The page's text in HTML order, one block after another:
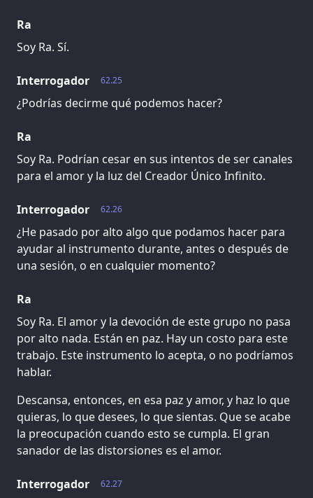
Ra
Soy Ra. Sí.
62.25
Interrogador
¿Podrías decirme qué podemos hacer?
Ra
Soy Ra. Podrían cesar en sus intentos de ser canales
para el amor y la luz del Creador Único Infinito.
62.26
Interrogador
¿He pasado por alto algo que podamos hacer para
ayudar al instrumento durante, antes o después de
una sesión, o en cualquier momento?
Ra
Soy Ra. El amor y la devoción de este grupo no pasa
por alto nada. Están en paz. Hay un costo para este
trabajo. Este instrumento lo acepta, o no podríamos
hablar.
Descansa, entonces, en esa paz y amor, y haz lo que
quieras, lo que desees, lo que sientas. Que se acabe
la preocupación cuando esto se cumpla. El gran
sanador de las distorsiones es el amor.
62.27
Interrogador